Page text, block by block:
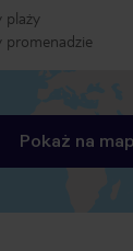
plaży
promenadzie
Pokaż na